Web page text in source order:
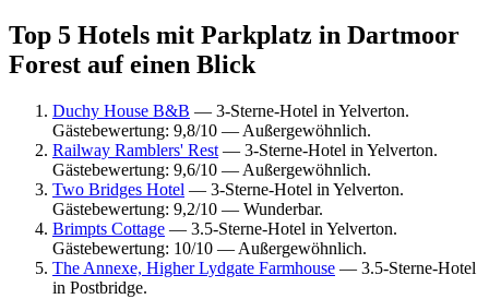
Top 5 Hotels mit Parkplatz in Dartmoor
Forest auf einen Blick
Duchy House B&B — 3-Sterne-Hotel in Yelverton.
Gästebewertung: 9,8/10 — Außergewöhnlich.
Railway Ramblers' Rest — 3-Sterne-Hotel in Yelverton.
Gästebewertung: 9,6/10 — Außergewöhnlich.
Two Bridges Hotel — 3-Sterne-Hotel in Yelverton.
Gästebewertung: 9,2/10 — Wunderbar.
Brimpts Cottage — 3.5-Sterne-Hotel in Yelverton.
Gästebewertung: 10/10 — Außergewöhnlich.
The Annexe, Higher Lydgate Farmhouse — 3.5-Sterne-Hotel
in Postbridge.